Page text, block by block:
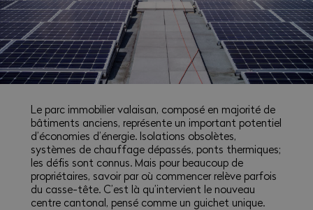
Le parc immobilier valaisan, composé en majorité de
bâtiments anciens, représente un important potentiel
d’économies d’énergie. Isolations obsolètes,
systèmes de chauffage dépassés, ponts thermiques;
les défis sont connus. Mais pour beaucoup de
propriétaires, savoir par où commencer relève parfois
du casse-tête. C’est là qu’intervient le nouveau
centre cantonal, pensé comme un guichet unique.